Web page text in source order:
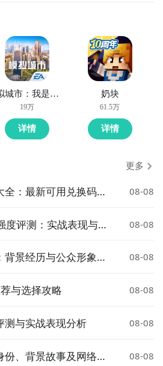
模拟城市：我是市长
19万
详情
奶块
61.5万
详情
更多
：最新可用兑换码汇
08-08
度评测：实战表现与武
08-08
景经历与公众形象解
08-08
与选择攻略 08-08
测与实战表现分析 08-08
、背景故事及网络热
08-08